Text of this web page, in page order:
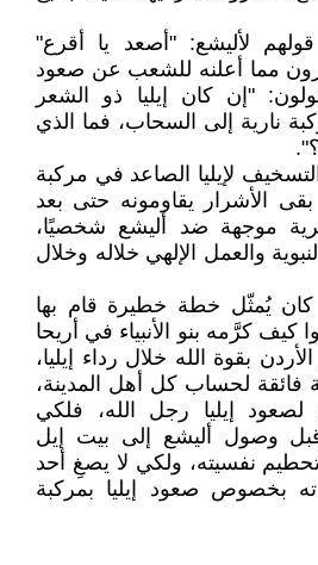
لأليشع: "أصعد يا أقرع"
مما أعلنه للشعب عن صعود
"إن كان إيليا ذو الشعر
نارية إلى السحاب، فما الذي
لإيليا الصاعد في مركبة
الأشرار يقاومونه حتى بعد
موجهة ضد أليشع شخصيًا،
والعمل الإلهي خلاله وخلال
كان يُمثّل خطة خطيرة قام بها
كرَّمه بنو الأنبياء في أريحا
بقوة الله خلال رداء إيليا،
فائقة لحساب كل أهل المدينة،
لصعود إيليا رجل الله، فلكي
وصول أليشع إلى بيت إيل
نفسيته، ولكي لا يصغِ أحد
بخصوص صعود إيليا بمركبة